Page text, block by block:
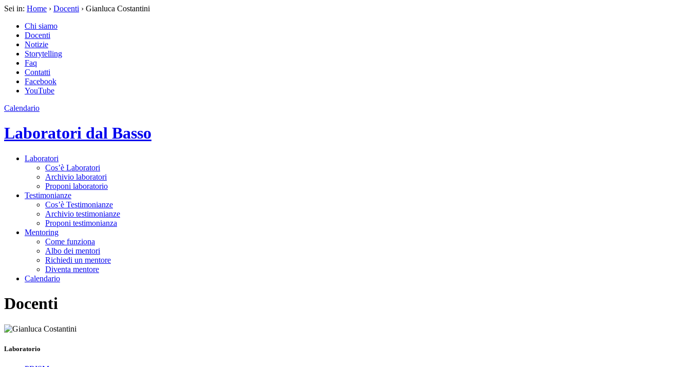
Sei in: Home › Docenti › Gianluca Costantini
Chi siamo
Docenti
Notizie
Storytelling
Faq
Contatti
Facebook
YouTube
Calendario
Laboratori dal Basso
Laboratori
Cos’è Laboratori
Archivio laboratori
Proponi laboratorio
Testimonianze
Cos’è Testimonianze
Archivio testimonianze
Proponi testimonianza
Mentoring
Come funziona
Albo dei mentori
Richiedi un mentore
Diventa mentore
Calendario
Docenti
Laboratorio